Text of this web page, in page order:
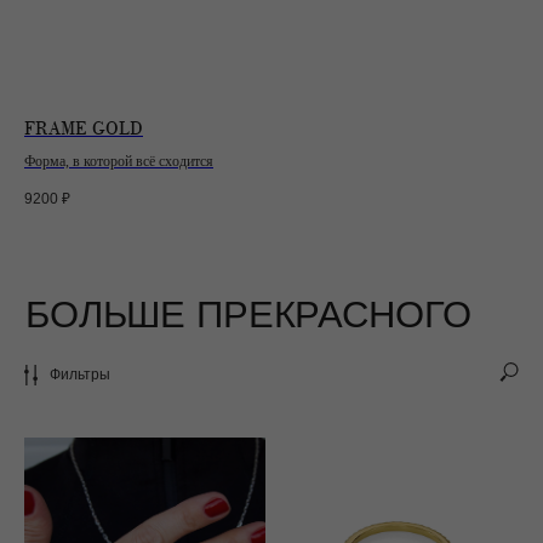
FRAME GOLD
Форма, в которой всё сходится
9200 ₽
Фильтры